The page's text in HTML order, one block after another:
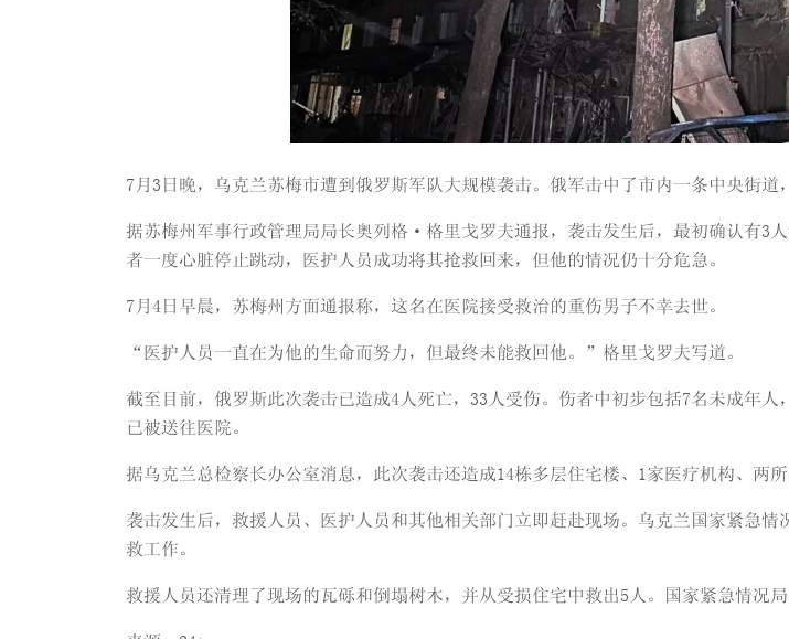
7月3日晚，乌克兰苏梅市遭到俄罗斯军队大规模袭击。俄军击中了市内一条中央街道
据苏梅州军事行政管理局局长奥列格·格里戈罗夫通报，袭击发生后，最初确认有3
者一度心脏停止跳动，医护人员成功将其抢救回来，但他的情况仍十分危急。
7月4日早晨，苏梅州方面通报称，这名在医院接受救治的重伤男子不幸去世。
“医护人员一直在为他的生命而努力，但最终未能救回他。”格里戈罗夫写道。
截至目前，俄罗斯此次袭击已造成4人死亡，33人受伤。伤者中初步包括7名未成年
已被送往医院。
据乌克兰总检察长办公室消息，此次袭击还造成14栋多层住宅楼、1家医疗机构、两
袭击发生后，救援人员、医护人员和其他相关部门立即赶赴现场。乌克兰国家紧急
救工作。
救援人员还清理了现场的瓦砾和倒塌树木，并从受损住宅中救出5人。国家紧急情况